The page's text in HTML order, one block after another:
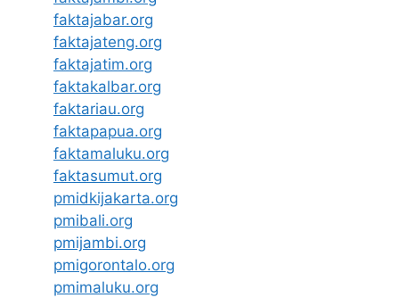
faktajabar.org
faktajateng.org
faktajatim.org
faktakalbar.org
faktariau.org
faktapapua.org
faktamaluku.org
faktasumut.org
pmidkijakarta.org
pmibali.org
pmijambi.org
pmigorontalo.org
pmimaluku.org